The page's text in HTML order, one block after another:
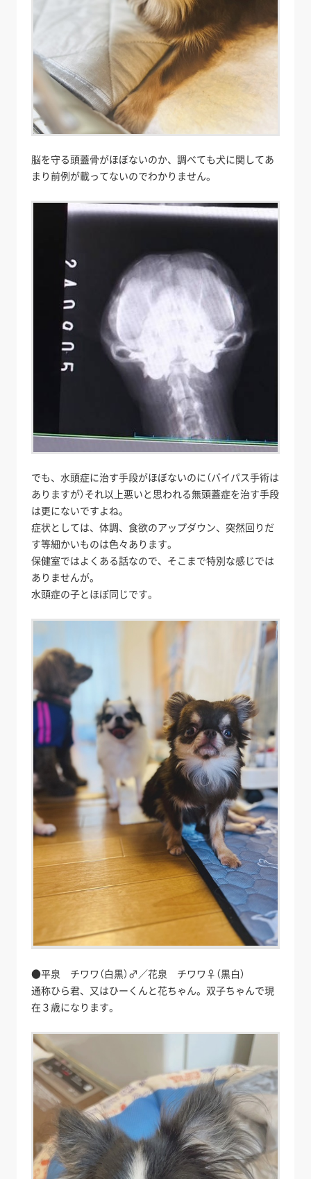
脳を守る頭蓋骨がほぼないのか、調べても犬に関してあ
まり前例が載ってないのでわかりません。
でも、水頭症に治す手段がほぼないのに（バイパス手術は
ありますが）それ以上悪いと思われる無頭蓋症を治す手段
は更にないですよね。
症状としては、体調、食欲のアップダウン、突然回りだ
す等細かいものは色々あります。
保健室ではよくある話なので、そこまで特別な感じでは
ありませんが。
水頭症の子とほぼ同じです。
●平泉 チワワ（白黒）♂／花泉 チワワ♀（黒白）
通称ひら君、又はひーくんと花ちゃん。双子ちゃんで現
在３歳になります。